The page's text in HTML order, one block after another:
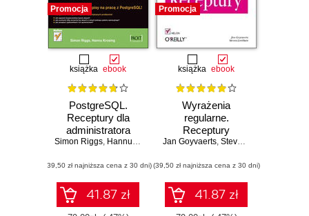
Promocja
książka ebook
PostgreSQL.
Receptury dla
administratora
Simon Riggs, Hannu Krosing
(39,50 zł najniższa cena z 30 dni)
41.87 zł
Promocja
książka ebook
Wyrażenia
regularne.
Receptury
Jan Goyvaerts, Steven Levithan
(39,50 zł najniższa cena z 30 dni)
41.87 zł